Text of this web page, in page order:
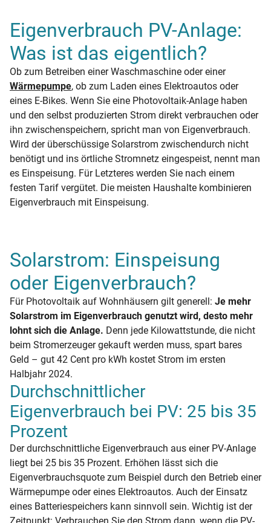
Eigenverbrauch PV-Anlage:
Was ist das eigentlich?
Ob zum Betreiben einer Waschmaschine oder einer
Wärmepumpe, ob zum Laden eines Elektroautos oder
eines E-Bikes. Wenn Sie eine Photovoltaik-Anlage haben
und den selbst produzierten Strom direkt verbrauchen oder
ihn zwischenspeichern, spricht man von Eigenverbrauch.
Wird der überschüssige Solarstrom zwischendurch nicht
benötigt und ins örtliche Stromnetz eingespeist, nennt man
es Einspeisung. Für Letzteres werden Sie nach einem
festen Tarif vergütet. Die meisten Haushalte kombinieren
Eigenverbrauch mit Einspeisung.
Solarstrom: Einspeisung
oder Eigenverbrauch?
Für Photovoltaik auf Wohnhäusern gilt generell: Je mehr
Solarstrom im Eigenverbrauch genutzt wird, desto mehr
lohnt sich die Anlage. Denn jede Kilowattstunde, die nicht
beim Stromerzeuger gekauft werden muss, spart bares
Geld – gut 42 Cent pro kWh kostet Strom im ersten
Halbjahr 2024.
Durchschnittlicher
Eigenverbrauch bei PV: 25 bis 35
Prozent
Der durchschnittliche Eigenverbrauch aus einer PV-Anlage
liegt bei 25 bis 35 Prozent. Erhöhen lässt sich die
Eigenverbrauchsquote zum Beispiel durch den Betrieb einer
Wärmepumpe oder eines Elektroautos. Auch der Einsatz
eines Batteriespeichers kann sinnvoll sein. Wichtig ist der